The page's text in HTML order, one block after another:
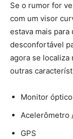
Se o rumor for
com um visor
estava mais para
desconfortável
agora se localiza
outras
Monitor
Acelerômetro
GPS